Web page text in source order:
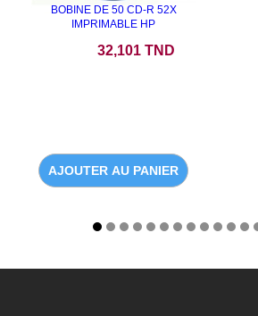
BOBINE DE 50 CD-R 52X
IMPRIMABLE HP
32,101 TND
AJOUTER AU PANIER